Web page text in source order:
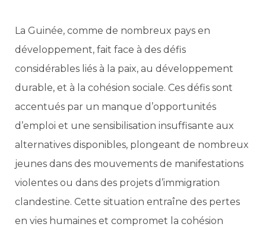
La Guinée, comme de nombreux pays en
développement, fait face à des défis
considérables liés à la paix, au développement
durable, et à la cohésion sociale. Ces défis sont
accentués par un manque d’opportunités
d’emploi et une sensibilisation insuffisante aux
alternatives disponibles, plongeant de nombreux
jeunes dans des mouvements de manifestations
violentes ou dans des projets d’immigration
clandestine. Cette situation entraîne des pertes
en vies humaines et compromet la cohésion